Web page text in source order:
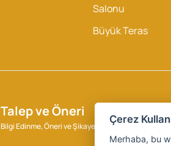
Salonu
Büyük Teras
Talep ve Öneri
Bilgi Edinme, Öneri ve Şikayet Formu
Çerez
Merhaba, bu